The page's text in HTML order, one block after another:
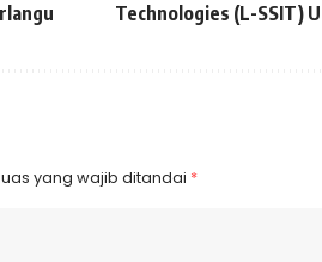
Technologies (L-SSIT)
yang wajib ditandai *